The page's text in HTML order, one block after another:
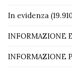
In evidenza
INFORMAZIONE
INFORMAZIONE